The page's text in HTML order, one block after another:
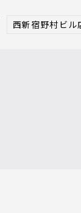
西新宿野村ビル